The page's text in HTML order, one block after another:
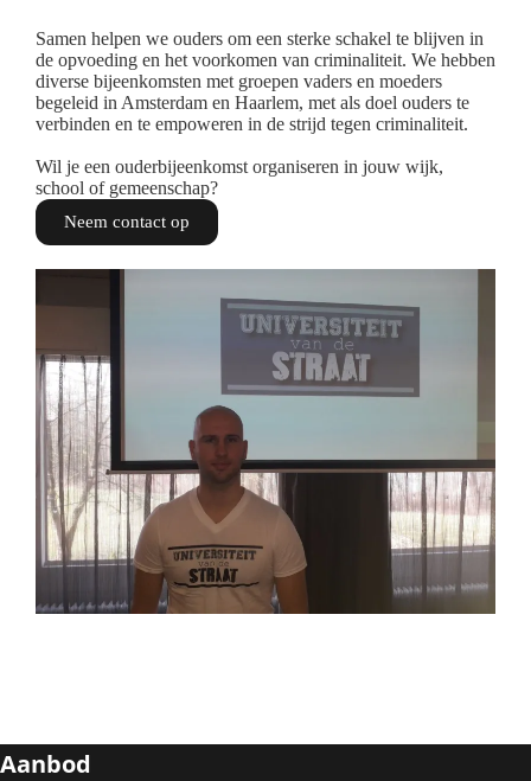
Samen helpen we ouders om een sterke schakel te blijven in
de opvoeding en het voorkomen van criminaliteit. We hebben
diverse bijeenkomsten met groepen vaders en moeders
begeleid in Amsterdam en Haarlem, met als doel ouders te
verbinden en te empoweren in de strijd tegen criminaliteit.
Wil je een ouderbijeenkomst organiseren in jouw wijk,
school of gemeenschap?
Neem contact op
Aanbod